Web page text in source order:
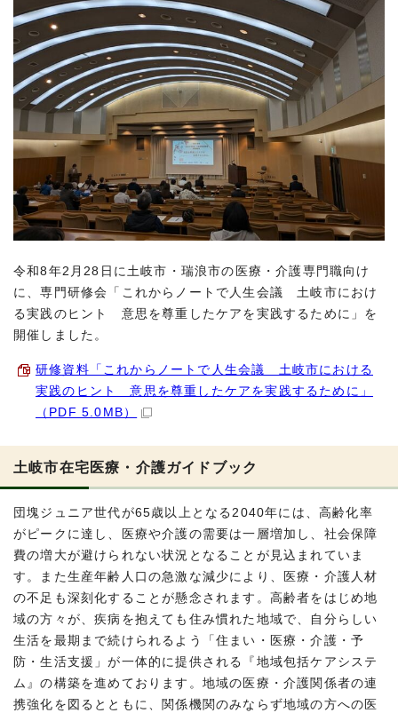
令和8年2月28日に土岐市・瑞浪市の医療・介護専門職向け
に、専門研修会「これからノートで人生会議 土岐市におけ
る実践のヒント 意思を尊重したケアを実践するために」を
開催しました。
研修資料「これからノートで人生会議 土岐市における
実践のヒント 意思を尊重したケアを実践するために」
（PDF 5.0MB）
土岐市在宅医療・介護ガイドブック
団塊ジュニア世代が65歳以上となる2040年には、高齢化率
がピークに達し、医療や介護の需要は一層増加し、社会保障
費の増大が避けられない状況となることが見込まれていま
す。また生産年齢人口の急激な減少により、医療・介護人材
の不足も深刻化することが懸念されます。高齢者をはじめ地
域の方々が、疾病を抱えても住み慣れた地域で、自分らしい
生活を最期まで続けられるよう「住まい・医療・介護・予
防・生活支援」が一体的に提供される『地域包括ケアシステ
ム』の構築を進めております。地域の医療・介護関係者の連
携強化を図るとともに、関係機関のみならず地域の方への医